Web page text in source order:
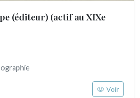
(éditeur) (actif au XIXe
Voir